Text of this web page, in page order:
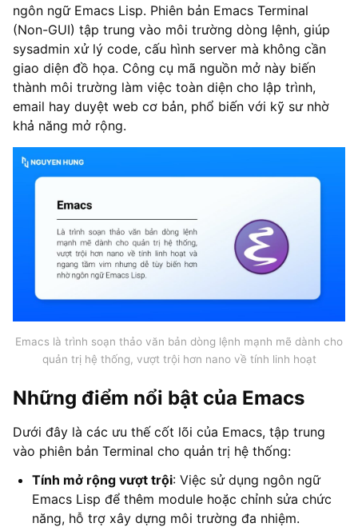
ngôn ngữ Emacs Lisp. Phiên bản Emacs Terminal
(Non-GUI) tập trung vào môi trường dòng lệnh, giúp
sysadmin xử lý code, cấu hình server mà không cần
giao diện đồ họa. Công cụ mã nguồn mở này biến
thành môi trường làm việc toàn diện cho lập trình,
email hay duyệt web cơ bản, phổ biến với kỹ sư nhờ
khả năng mở rộng.
Emacs là trình soạn thảo văn bản dòng lệnh mạnh mẽ dành cho
quản trị hệ thống, vượt trội hơn nano về tính linh hoạt
Những điểm nổi bật của Emacs
Dưới đây là các ưu thế cốt lõi của Emacs, tập trung
vào phiên bản Terminal cho quản trị hệ thống:
Tính mở rộng vượt trội: Việc sử dụng ngôn ngữ
Emacs Lisp để thêm module hoặc chỉnh sửa chức
năng, hỗ trợ xây dựng môi trường đa nhiệm.